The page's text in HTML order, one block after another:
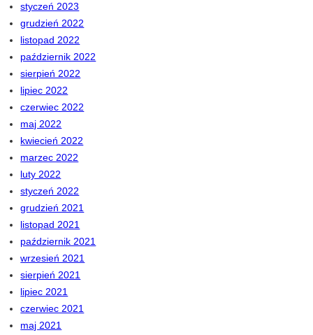
styczeń 2023
grudzień 2022
listopad 2022
październik 2022
sierpień 2022
lipiec 2022
czerwiec 2022
maj 2022
kwiecień 2022
marzec 2022
luty 2022
styczeń 2022
grudzień 2021
listopad 2021
październik 2021
wrzesień 2021
sierpień 2021
lipiec 2021
czerwiec 2021
maj 2021